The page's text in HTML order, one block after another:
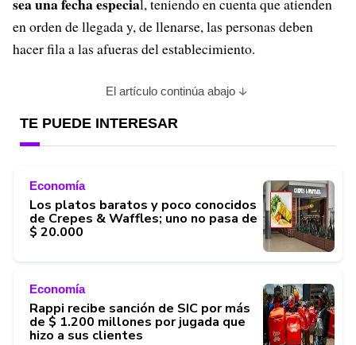
l, teniendo en cuenta que atienden
en orden de llegada y, de llenarse, las personas deben
hacer fila a las afueras del establecimiento.
El artículo continúa abajo
TE PUEDE INTERESAR
Economía
Los platos baratos y poco conocidos
de Crepes & Waffles; uno no pasa de
$ 20.000
Economía
Rappi recibe sanción de SIC por más
de $ 1.200 millones por jugada que
hizo a sus clientes